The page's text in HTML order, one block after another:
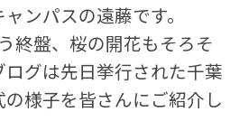
ンパスの遠藤です。
終盤、桜の開花もそろそ
グは先日挙行された千葉
様子を皆さんにご紹介し